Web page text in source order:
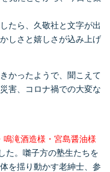
たら、久敬社と文字が出
しさと嬉しさが込み上げ
かったようで、聞こえて
害、コロナ禍での大変な
鳴滝酒造様・宮島醤油様
た。囃子方の塾生たちを
を揺り動かす老紳士、参